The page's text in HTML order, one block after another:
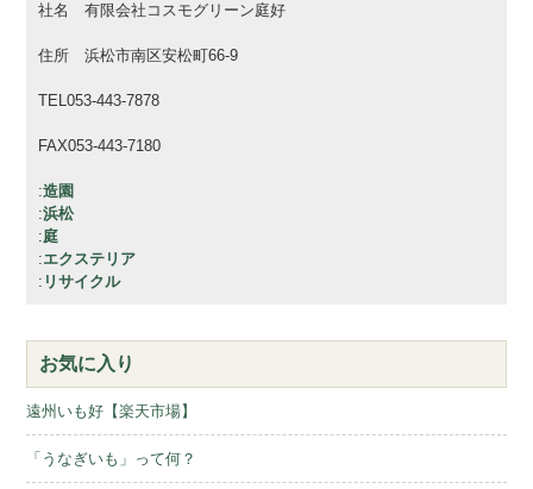
社名 有限会社コスモグリーン庭好
住所 浜松市南区安松町66-9
TEL053-443-7878
FAX053-443-7180
:造園
:浜松
:庭
:エクステリア
: リサイクル
お気に入り
遠州いも好【楽天市場】
「うなぎいも」って何？